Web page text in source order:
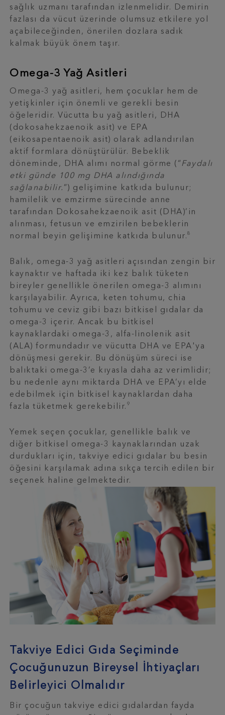
sağlık uzmanı tarafından izlenmelidir. Demirin
fazlası da vücut üzerinde olumsuz etkilere yol
açabileceğinden, önerilen dozlara sadık
kalmak büyük önem taşır.
Omega-3 Yağ Asitleri
Omega-3 yağ asitleri, hem çocuklar hem de
yetişkinler için önemli ve gerekli besin
öğeleridir. Vücutta bu yağ asitleri, DHA
(dokosahekzaenoik asit) ve EPA
(eikosapentaenoik asit) olarak adlandırılan
aktif formlara dönüştürülür. Bebeklik
döneminde, DHA alımı normal görme (“Faydalı
etki günde 100 mg DHA alındığında
sağlanabilir. ”) gelişimine katkıda bulunur;
hamilelik ve emzirme sürecinde anne
tarafından Dokosahekzaenoik asit (DHA)’in
alınması, fetusun ve emzirilen bebeklerin
normal beyin gelişimine katkıda bulunur. 8
Balık, omega-3 yağ asitleri açısından zengin bir
kaynaktır ve haftada iki kez balık tüketen
bireyler genellikle önerilen omega-3 alımını
karşılayabilir. Ayrıca, keten tohumu, chia
tohumu ve ceviz gibi bazı bitkisel gıdalar da
omega-3 içerir. Ancak bu bitkisel
kaynaklardaki omega-3, alfa-linolenik asit
(ALA) formundadır ve vücutta DHA ve EPA'ya
dönüşmesi gerekir. Bu dönüşüm süreci ise
balıktaki omega-3’e kıyasla daha az verimlidir;
bu nedenle aynı miktarda DHA ve EPA’yı elde
edebilmek için bitkisel kaynaklardan daha
fazla tüketmek gerekebilir. 9
Yemek seçen çocuklar, genellikle balık ve
diğer bitkisel omega-3 kaynaklarından uzak
durdukları için, takviye edici gıdalar bu besin
öğesini karşılamak adına sıkça tercih edilen bir
seçenek haline gelmektedir.
Takviye Edici Gıda Seçiminde
Çocuğunuzun Bireysel İhtiyaçları
Belirleyici Olmalıdır
Bir çocuğun takviye edici gıdalardan fayda